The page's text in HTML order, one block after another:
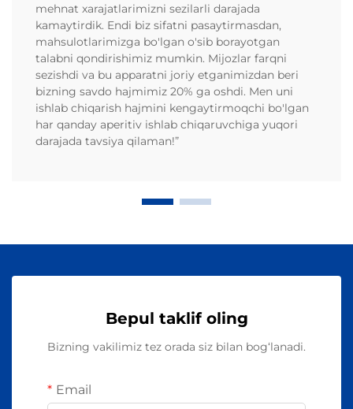
mehnat xarajatlarimizni sezilarli darajada
kamaytirdik. Endi biz sifatni pasaytirmasdan,
mahsulotlarimizga bo'lgan o'sib borayotgan
talabni qondirishimiz mumkin. Mijozlar farqni
sezishdi va bu apparatni joriy etganimizdan beri
bizning savdo hajmimiz 20% ga oshdi. Men uni
ishlab chiqarish hajmini kengaytirmoqchi bo'lgan
har qanday aperitiv ishlab chiqaruvchiga yuqori
darajada tavsiya qilaman!”
Bepul taklif oling
Bizning vakilimiz tez orada siz bilan bog‘lanadi.
Email